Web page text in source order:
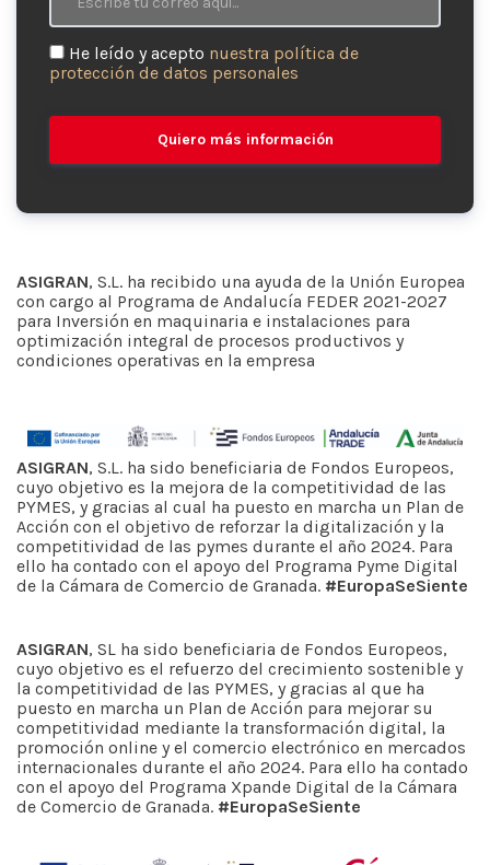
He leído y acepto nuestra política de
protección de datos personales
Quiero más información
ASIGRAN, S.L. ha recibido una ayuda de la Unión Europea
con cargo al Programa de Andalucía FEDER 2021-2027
para Inversión en maquinaria e instalaciones para
optimización integral de procesos productivos y
condiciones operativas en la empresa
ASIGRAN, S.L. ha sido beneficiaria de Fondos Europeos,
cuyo objetivo es la mejora de la competitividad de las
PYMES, y gracias al cual ha puesto en marcha un Plan de
Acción con el objetivo de reforzar la digitalización y la
competitividad de las pymes durante el año 2024. Para
ello ha contado con el apoyo del Programa Pyme Digital
de la Cámara de Comercio de Granada. #EuropaSeSiente
ASIGRAN, SL ha sido beneficiaria de Fondos Europeos,
cuyo objetivo es el refuerzo del crecimiento sostenible y
la competitividad de las PYMES, y gracias al que ha
puesto en marcha un Plan de Acción para mejorar su
competitividad mediante la transformación digital, la
promoción online y el comercio electrónico en mercados
internacionales durante el año 2024. Para ello ha contado
con el apoyo del Programa Xpande Digital de la Cámara
de Comercio de Granada. #EuropaSeSiente